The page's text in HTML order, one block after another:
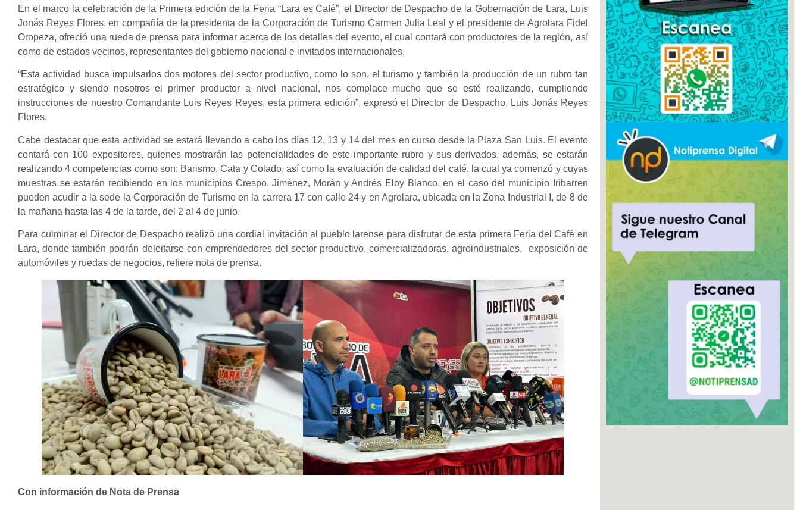
En el marco la celebración de la Primera edición de la Feria “Lara es Café”, el Director de Despacho de la Gobernación de Lara, Luis
Jonás Reyes Flores, en compañía de la presidenta de la Corporación de Turismo Carmen Julia Leal y el presidente de Agrolara Fidel
Oropeza, ofreció una rueda de prensa para informar acerca de los detalles del evento, el cual contará con productores de la región, así
como de estados vecinos, representantes del gobierno nacional e invitados internacionales.
“Esta actividad busca impulsarlos dos motores del sector productivo, como lo son, el turismo y también la producción de un rubro tan
estratégico y siendo nosotros el primer productor a nivel nacional, nos complace mucho que se esté realizando, cumpliendo
instrucciones de nuestro Comandante Luis Reyes Reyes, esta primera edición”, expresó el Director de Despacho, Luis Jonás Reyes
Flores.
Cabe destacar que esta actividad se estará llevando a cabo los días 12, 13 y 14 del mes en curso desde la Plaza San Luis. El evento
contará con 100 expositores, quienes mostrarán las potencialidades de este importante rubro y sus derivados, además, se estarán
realizando 4 competencias como son: Barismo, Cata y Colado, así como la evaluación de calidad del café, la cual ya comenzó y cuyas
muestras se estarán recibiendo en los municipios Crespo, Jiménez, Morán y Andrés Eloy Blanco, en el caso del municipio Iribarren
pueden acudir a la sede la Corporación de Turismo en la carrera 17 con calle 24 y en Agrolara, ubicada en la Zona Industrial I, de 8 de
la mañana hasta las 4 de la tarde, del 2 al 4 de junio.
Para culminar el Director de Despacho realizó una cordial invitación al pueblo larense para disfrutar de esta primera Feria del Café en
Lara, donde también podrán deleitarse con emprendedores del sector productivo, comercializadoras, agroindustriales, exposición de
automóviles y ruedas de negocios, refiere nota de prensa.
Con información de Nota de Prensa